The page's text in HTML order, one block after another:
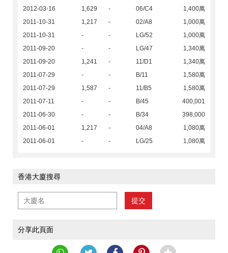
2012-03-16
1,629 - 06/C4
1,400萬
2011-10-31
1,217 - 02/A8
1,000萬
2011-10-31
- - LG/52
1,000萬
2011-09-20
- - LG/47
1,340萬
2011-09-20
1,241 - 11/D1
1,340萬
2011-07-29
- - B/11
1,580萬
2011-07-29
1,587 - 11/B5
1,580萬
2011-07-11
- - B/45
400,001
2011-06-30
- - B/34
398,000
2011-06-01
1,217 - 04/A8
1,080萬
2011-06-01
- - LG/25 1,080萬
香港大廈搜尋
提交
分享此頁面